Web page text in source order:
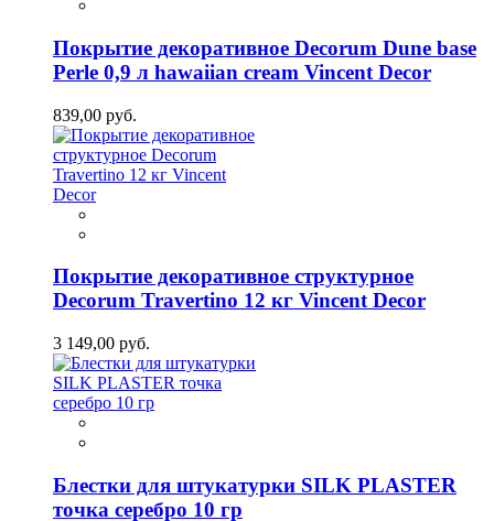
Покрытие декоративное Decorum Dune base
Perle 0,9 л hawaiian cream Vincent Decor
839,00 руб.
Покрытие декоративное структурное
Decorum Travertino 12 кг Vincent Decor
3 149,00 руб.
Блестки для штукатурки SILK PLASTER
точка серебро 10 гр